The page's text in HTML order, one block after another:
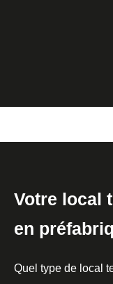
Votre local
en
Quel type de local